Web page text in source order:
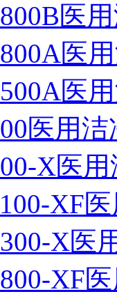
医
医
医
医用
X医
XF
X医
XF